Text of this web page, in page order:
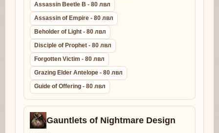
Assassin Beetle B - 80 лвл
Assassin of Empire - 80 лвл
Beholder of Light - 80 лвл
Disciple of Prophet - 80 лвл
Forgotten Victim - 80 лвл
Grazing Elder Antelope - 80 лвл
Guide of Offering - 80 лвл
Gauntlets of Nightmare Design